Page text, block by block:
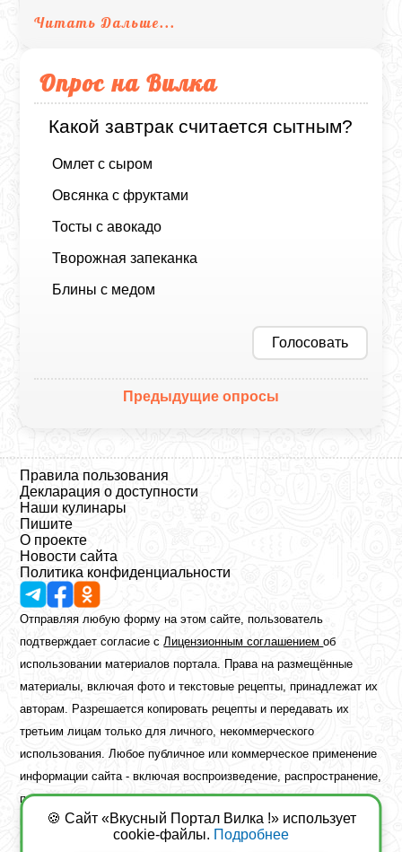
Читать Дальше...
Опрос на Вилка
Какой завтрак считается сытным?
Омлет с сыром
Овсянка с фруктами
Тосты с авокадо
Творожная запеканка
Блины с медом
Голосовать
Предыдущие опросы
Правила пользования
Декларация о доступности
Наши кулинары
Пишите
О проекте
Новости сайта
Политика конфиденциальности
Отправляя любую форму на этом сайте, пользователь
подтверждает согласие сЛицензионным соглашениемоб
использовании материалов портала. Права на размещённые
материалы, включая фото и текстовые рецепты, принадлежат их
авторам. Разрешается копировать рецепты и передавать их
третьим лицам только для личного, некоммерческого
использования. Любое публичное или коммерческое применение
информации сайта - включая воспроизведение, распространение,
публикацию или обработку - возможно лишь при наличии
предварительного письменного разрешения правообладателя.
Copyright ©2026 Вкусный Портал Вилка
🍪 Сайт «Вкусный Портал Вилка !» использует
cookie-файлы. Подробнее